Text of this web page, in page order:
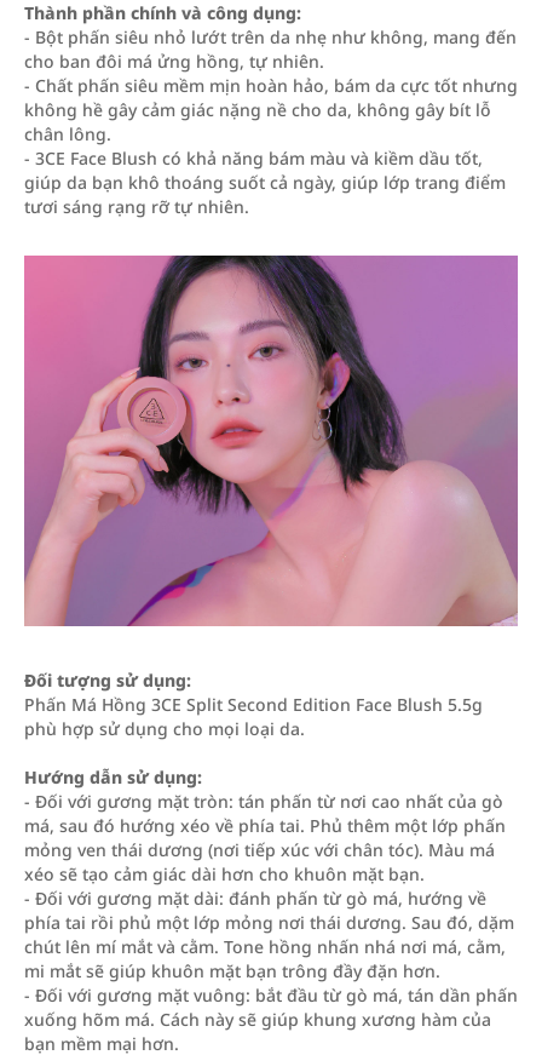
Thành phần chính và công dụng:
- Bột phấn siêu nhỏ lướt trên da nhẹ như không, mang đến
cho ban đôi má ửng hồng, tự nhiên.
- Chất phấn siêu mềm mịn hoàn hảo, bám da cực tốt nhưng
không hề gây cảm giác nặng nề cho da, không gây bít lỗ
chân lông.
- 3CE Face Blush có khả năng bám màu và kiềm dầu tốt,
giúp da bạn khô thoáng suốt cả ngày, giúp lớp trang điểm
tươi sáng rạng rỡ tự nhiên.
Đối tượng sử dụng:
Phấn Má Hồng 3CE Split Second Edition Face Blush 5.5g
phù hợp sử dụng cho mọi loại da.
Hướng dẫn sử dụng:
- Đối với gương mặt tròn: tán phấn từ nơi cao nhất của gò
má, sau đó hướng xéo về phía tai. Phủ thêm một lớp phấn
mỏng ven thái dương (nơi tiếp xúc với chân tóc). Màu má
xéo sẽ tạo cảm giác dài hơn cho khuôn mặt bạn.
- Đối với gương mặt dài: đánh phấn từ gò má, hướng về
phía tai rồi phủ một lớp mỏng nơi thái dương. Sau đó, dặm
chút lên mí mắt và cằm. Tone hồng nhấn nhá nơi má, cằm,
mi mắt sẽ giúp khuôn mặt bạn trông đầy đặn hơn.
- Đối với gương mặt vuông: bắt đầu từ gò má, tán dần phấn
xuống hõm má. Cách này sẽ giúp khung xương hàm của
bạn mềm mại hơn.